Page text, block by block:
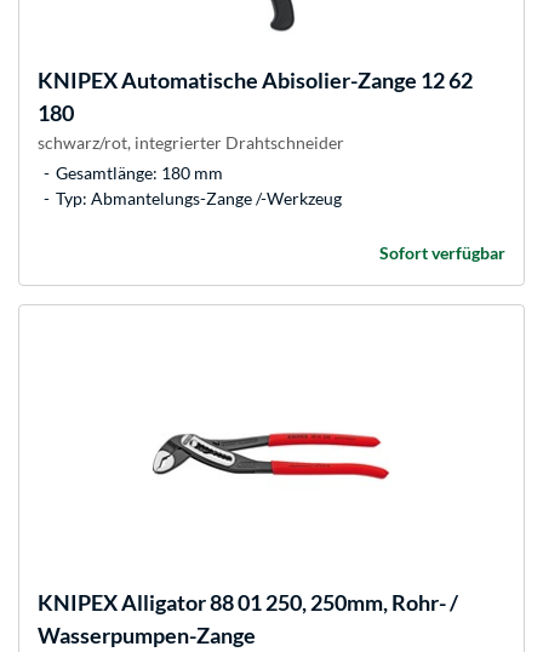
KNIPEXAutomatische Abisolier-Zange 12 62
180
schwarz/rot, integrierter Drahtschneider
Gesamtlänge: 180 mm
Typ: Abmantelungs-Zange /-Werkzeug
Sofort verfügbar
KNIPEXAlligator 88 01 250, 250mm, Rohr- /
Wasserpumpen-Zange